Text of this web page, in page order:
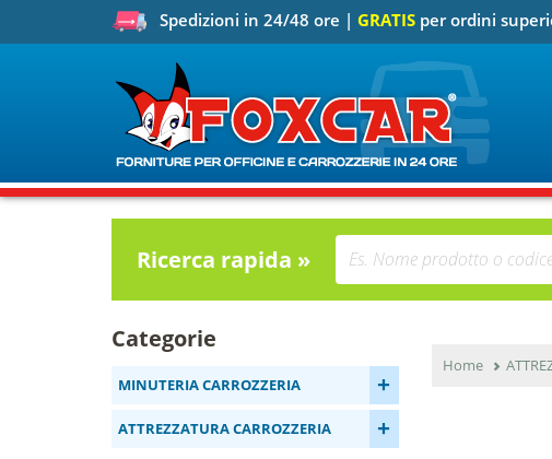
Spedizioni in 24/48 ore | GRATIS per ordini
Ricerca rapida »
Categorie
MINUTERIA CARROZZERIA +
ATTREZZATURA CARROZZERIA +
Home